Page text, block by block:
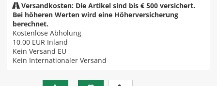
Versandkosten: Die Artikel sind bis € 500 versichert.
Bei höheren Werten wird eine Höherversicherung
berechnet.
Kostenlose Abholung
10,00 EUR Inland
Kein Versand EU
Kein Internationaler Versand